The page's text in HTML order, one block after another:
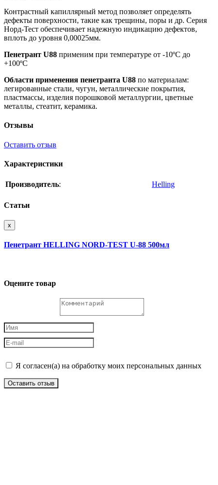
Контрастный капиллярный метод позволяет определять
дефекты поверхности, такие как трещины, поры и др. Серия
Норд-Тест обеспечивает надежную индикацию дефектов,
вплоть до уровня 0,00025мм.
Пенетрант U88 применим при температуре от -10ºС до
+100ºС
Области применения пенетранта U88 по материалам:
легированные стали, чугун, металлические покрытия,
пластмассы, изделия порошковой металлургии, цветные
металлы, стеатит, керамика.
Отзывы
Оставить отзыв
Характеристики
Производитель: Helling
Статьи
x
Пенетрант HELLING NORD-TEST U-88 500мл
Оцените товар
Я согласен(а) на обработку моих персональных данных
Оставить отзыв